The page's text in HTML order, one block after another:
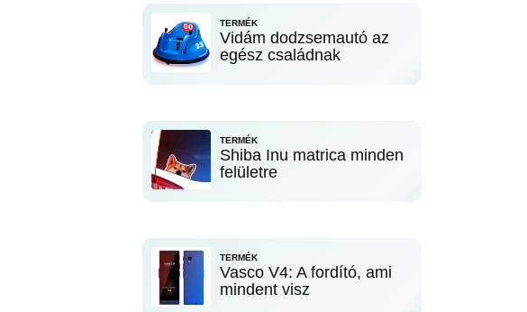
TERMÉK
Vidám dodzsemautó az
egész családnak
TERMÉK
Shiba Inu matrica minden
felületre
TERMÉK
Vasco V4: A fordító, ami
mindent visz